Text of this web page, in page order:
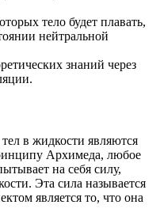
тело будет плавать,
нейтральной
знаний через
в жидкости являются
Архимеда, любое
на себя силу,
Эта сила называется
является то, что она